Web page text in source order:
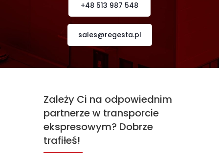
+48 513 987 548
sales@regesta.pl
Zależy Ci na odpowiednim
partnerze w transporcie
ekspresowym? Dobrze
trafiłeś!